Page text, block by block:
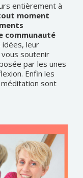
entièrement à
moment
communauté
leur
soutenir
par les unes
Enfin les
méditation sont